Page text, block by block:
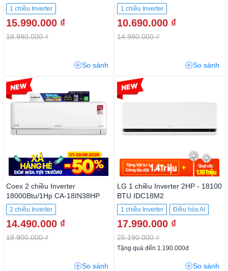
1 chiều Inverter
15.990.000 ₫
18.990.000 ₫
So sánh
1 chiều Inverter
10.690.000 ₫
14.990.000 ₫
So sánh
Coex 2 chiều Inverter
18000Btu/1Hp CA-18IN38HP
2 chiều Inverter
14.490.000 ₫
18.900.000 ₫
-23%
So sánh
LG 1 chiều Inverter 2HP - 18100
BTU IDC18M2
1 chiều Inverter Điều hòa AI
17.990.000 ₫
25.190.000 ₫
-28%
Tặng quà đến 1.190.000đ
So sánh